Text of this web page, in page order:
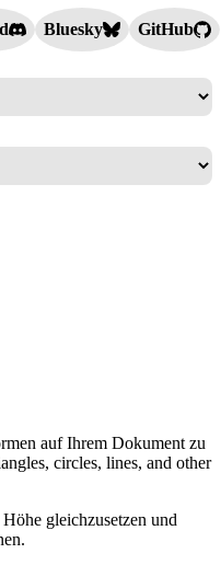
Bluesky
GitHub
auf Ihrem Dokument zu
circles, lines, and other
gleichzusetzen und